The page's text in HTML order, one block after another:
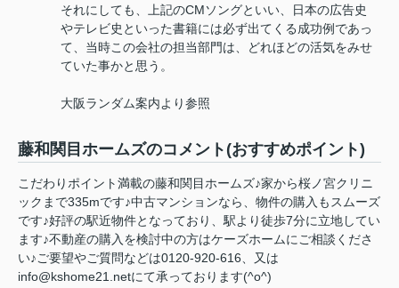
それにしても、上記のCMソングといい、日本の広告史
やテレビ史といった書籍には必ず出てくる成功例であっ
て、当時この会社の担当部門は、どれほどの活気をみせ
ていた事かと思う。
大阪ランダム案内より参照
藤和関目ホームズのコメント(おすすめポイント)
こだわりポイント満載の藤和関目ホームズ♪家から桜ノ宮クリニ
ックまで335mです♪中古マンションなら、物件の購入もスムーズ
です♪好評の駅近物件となっており、駅より徒歩7分に立地してい
ます♪不動産の購入を検討中の方はケーズホームにご相談くださ
い♪ご要望やご質問などは0120-920-616、又は
info@kshome21.netにて承っております(^o^)